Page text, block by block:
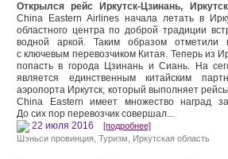
Открылся рейс Иркутск-Цзинань,
China Eastern Airlines начала летать в
областного центра по доброй традиции
водной аркой. Таким образом отметили
с ключевым перевозчиком Китая. Теперь из
попасть в города Цзинань и Сиань. На
является единственным китайским
аэропорта Иркутск, который выполняет
China Eastern имеет множество наград
До сих пор перевозчик совершал...
22 июля 2016 [подробнее]
Шэньси провинция Туризм Иркутская область